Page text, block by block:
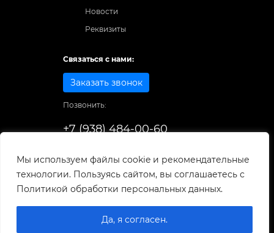
Мы используем файлы cookie и рекомендательные
технологии. Пользуясь сайтом, вы соглашаетесь с
Политикой обработки персональных данных.
Да, я согласен.
Новости
Реквизиты
Связаться с нами:
Заказать звонок
Позвонить:
+7 (938) 484-00-60
© 1998-2025
0